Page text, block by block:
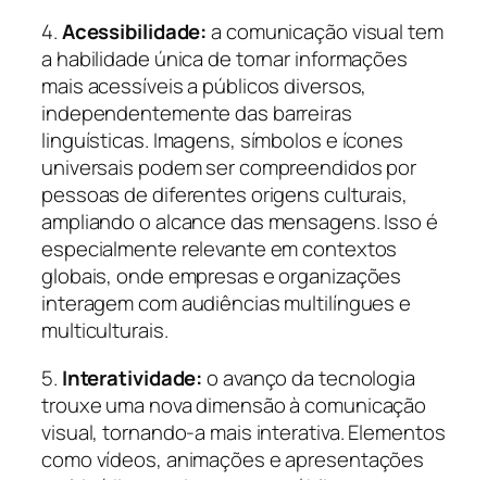
4.Acessibilidade:a comunicação visual tem
a habilidade única de tornar informações
mais acessíveis a públicos diversos,
independentemente das barreiras
linguísticas. Imagens, símbolos e ícones
universais podem ser compreendidos por
pessoas de diferentes origens culturais,
ampliando o alcance das mensagens. Isso é
especialmente relevante em contextos
globais, onde empresas e organizações
interagem com audiências multilíngues e
multiculturais.
5. Interatividade:o avanço da tecnologia
trouxe uma nova dimensão à comunicação
visual, tornando-a mais interativa. Elementos
como vídeos, animações e apresentações